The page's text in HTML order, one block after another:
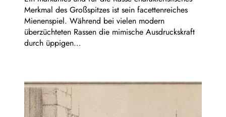
Merkmal des Großspitzes ist sein facettenreiches
Mienenspiel. Während bei vielen modern
überzüchteten Rassen die mimische Ausdruckskraft
durch üppigen…